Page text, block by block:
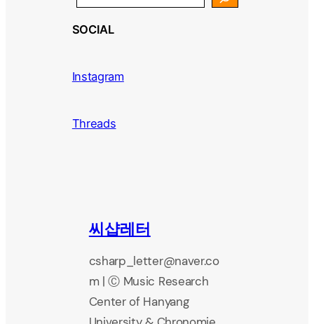
SOCIAL
Instagram
Threads
씨샵레터
csharp_letter@naver.co
m | Ⓒ Music Research
Center of Hanyang